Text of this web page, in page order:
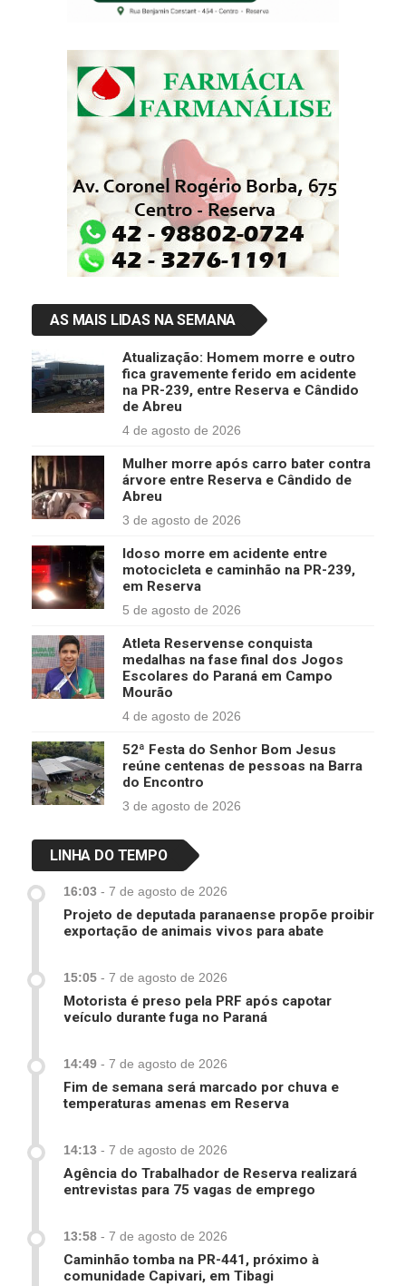
AS MAIS LIDAS NA SEMANA
Atualização: Homem morre e outro
fica gravemente ferido em acidente
na PR-239, entre Reserva e Cândido
de Abreu
4 de agosto de 2026
Mulher morre após carro bater contra
árvore entre Reserva e Cândido de
Abreu
3 de agosto de 2026
Idoso morre em acidente entre
motocicleta e caminhão na PR-239,
em Reserva
5 de agosto de 2026
Atleta Reservense conquista
medalhas na fase final dos Jogos
Escolares do Paraná em Campo
Mourão
4 de agosto de 2026
52ª Festa do Senhor Bom Jesus
reúne centenas de pessoas na Barra
do Encontro
3 de agosto de 2026
LINHA DO TEMPO
16:03 - 7 de agosto de 2026
Projeto de deputada paranaense propõe proibir
exportação de animais vivos para abate
15:05 - 7 de agosto de 2026
Motorista é preso pela PRF após capotar
veículo durante fuga no Paraná
14:49 - 7 de agosto de 2026
Fim de semana será marcado por chuva e
temperaturas amenas em Reserva
14:13 - 7 de agosto de 2026
Agência do Trabalhador de Reserva realizará
entrevistas para 75 vagas de emprego
13:58 - 7 de agosto de 2026
Caminhão tomba na PR-441, próximo à
comunidade Capivari, em Tibagi